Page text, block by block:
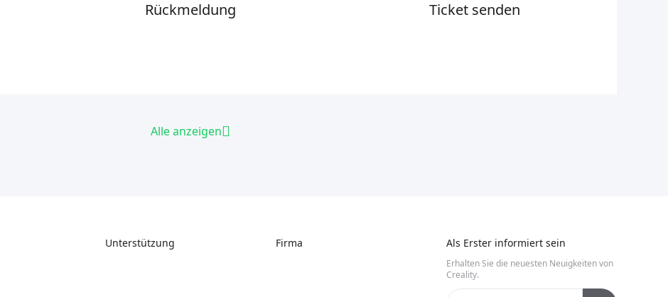
Rückmeldung Ticket senden
Alle anzeigen
Unterstützung Firma Als Erster informiert sein
Erhalten Sie die neuesten Neuigkeiten von
Creality.